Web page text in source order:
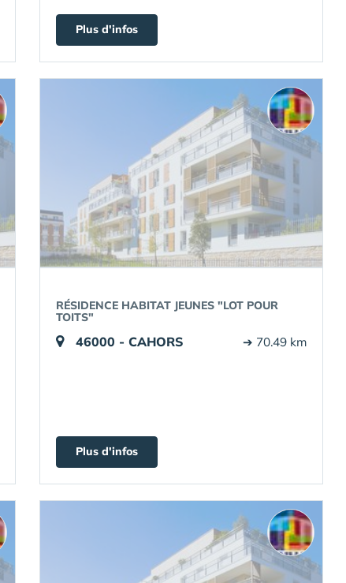
Plus d'infos
RÉSIDENCE HABITAT JEUNES "LOT POUR
TOITS"
46000 - CAHORS ➔ 70.49 km
Plus d'infos